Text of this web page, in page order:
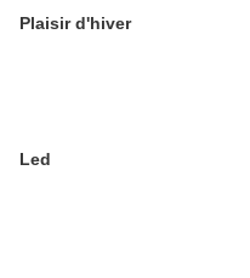
Plaisir d'hiver
Led